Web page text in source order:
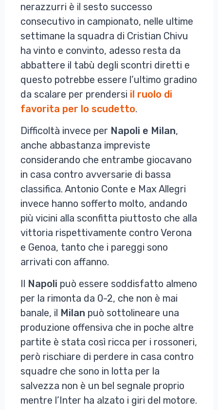
nerazzurri è il sesto successo
consecutivo in campionato, nelle ultime
settimane la squadra di Cristian Chivu
ha vinto e convinto, adesso resta da
abbattere il tabù degli scontri diretti e
questo potrebbe essere l’ultimo gradino
da scalare per prendersi il ruolo di
favorita per lo scudetto.
Difficoltà invece per Napoli e Milan,
anche abbastanza impreviste
considerando che entrambe giocavano
in casa contro avversarie di bassa
classifica. Antonio Conte e Max Allegri
invece hanno sofferto molto, andando
più vicini alla sconfitta piuttosto che alla
vittoria rispettivamente contro Verona
e Genoa, tanto che i pareggi sono
arrivati con affanno.
Il Napoli può essere soddisfatto almeno
per la rimonta da 0-2, che non è mai
banale, il Milan può sottolineare una
produzione offensiva che in poche altre
partite è stata così ricca per i rossoneri,
però rischiare di perdere in casa contro
squadre che sono in lotta per la
salvezza non è un bel segnale proprio
mentre l’Inter ha alzato i giri del motore.